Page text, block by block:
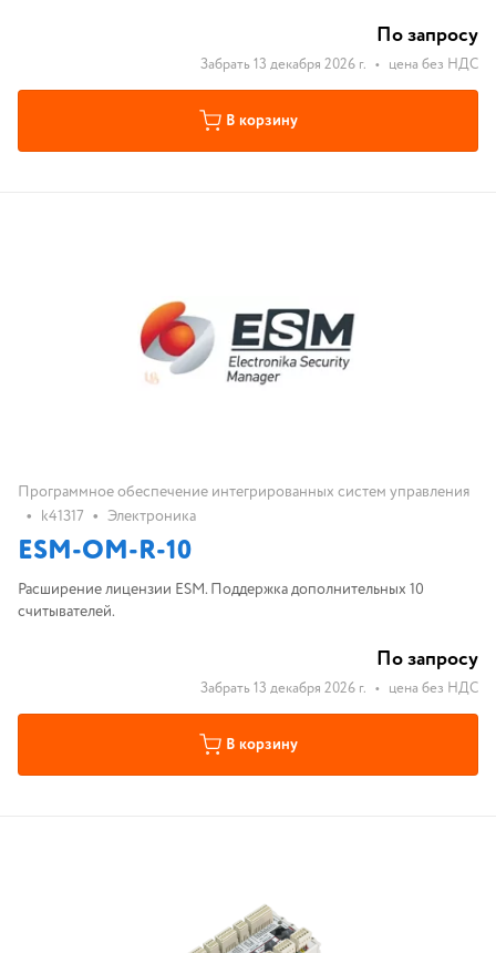
По запросу
Забрать 13 декабря 2026 г. • цена без НДС
В корзину
Программное обеспечение интегрированных систем управления
• k41317 • Электроника
ESM-OM-R-10
Расширение лицензии ESM. Поддержка дополнительных 10
считывателей.
По запросу
Забрать 13 декабря 2026 г. • цена без НДС
В корзину